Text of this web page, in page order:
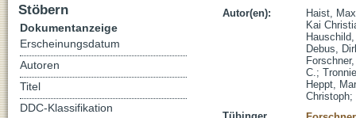
Autor(en):
Haist,
Kai
Debus,
C.;
Heppt,
Christoph;
Stöbern
Dokumentanzeige
Erscheinungsdatum
Autoren
Titel
DDC-Klassifikation